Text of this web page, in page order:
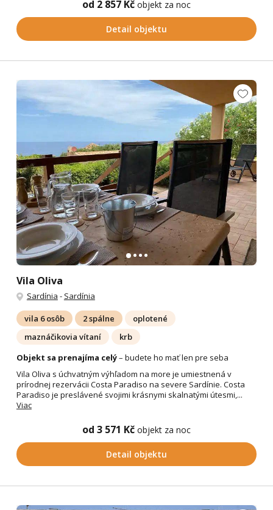
od 2 857 Kč objekt za noc
Detail objektu
Vila Oliva
Sardínia - Sardínia
vila 6 osôb 2 spálne
oplotené
maznáčikovia vítaní
krb
Objekt sa prenajíma celý– budete ho mať len pre seba
Vila Oliva s úchvatným výhľadom na more je umiestnená v
prírodnej rezervácii Costa Paradiso na severe Sardínie. Costa
Paradiso je preslávené svojimi krásnymi skalnatými útesmi,...
Viac
od 3 571 Kč objekt za noc
Detail objektu